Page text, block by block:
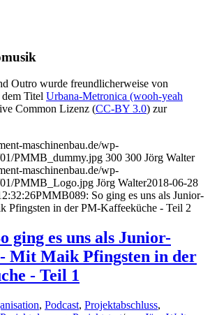
Outro wurde freundlicherweise von
Titel Urbana-Metronica (wooh-yeah
Common Lizenz (CC-BY 3.0) zur
maschinenbau.de/wp-
PMMB_dummy.jpg 300 300 Jörg Walter
maschinenbau.de/wp-
PMMB_Logo.jpg Jörg Walter2018-06-28
PMMB089: So ging es uns als Junior-
Pfingsten in der PM-Kaffeeküche - Teil 2
ging es uns als Junior-
Mit Maik Pfingsten in der
- Teil 1
, Podcast, Projektabschluss,